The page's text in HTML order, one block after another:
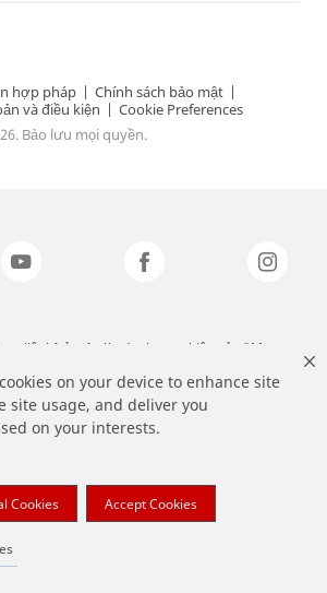
on your device to enhance site
site usage, and deliver you
on your interests.
Cookies Accept Cookies
hợp pháp | Chính sách bảo mật |
và điều kiện | Cookie Preferences
Bảo lưu mọi quyền.
liệt kê ở trên là các thương hiệu của 3M.